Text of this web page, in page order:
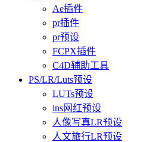
Ae插件
pr插件
pr预设
FCPX插件
C4D辅助工具
PS/LR/Luts预设
LUTs预设
ins网红预设
人像写真LR预设
人文旅行LR预设